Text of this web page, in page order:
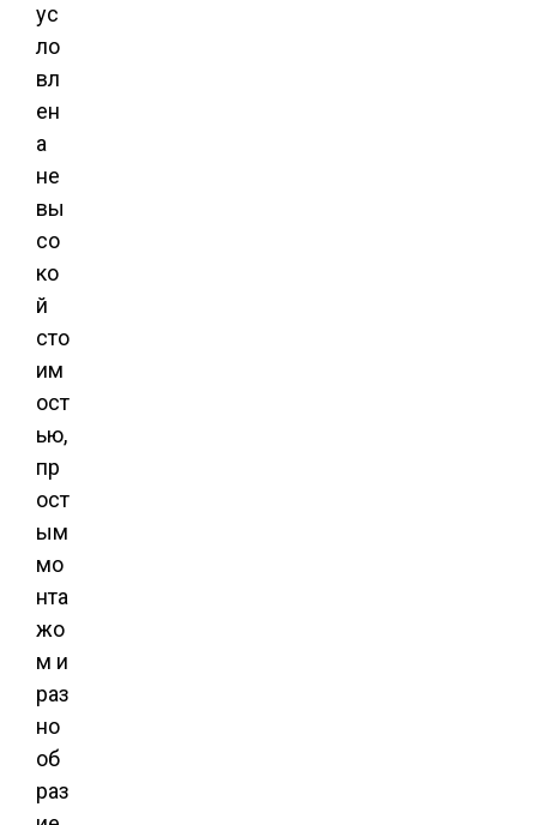
ус
ло
вл
ен
а
не
вы
со
ко
й
сто
им
ост
ью,
пр
ост
ым
мо
нта
жо
м и
раз
но
об
раз